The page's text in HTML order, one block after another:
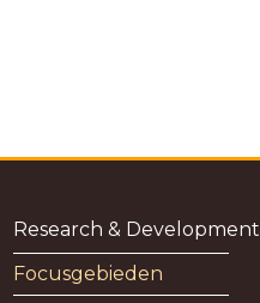
Research & Development
Focusgebieden